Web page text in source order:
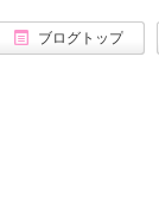
ブログトップ